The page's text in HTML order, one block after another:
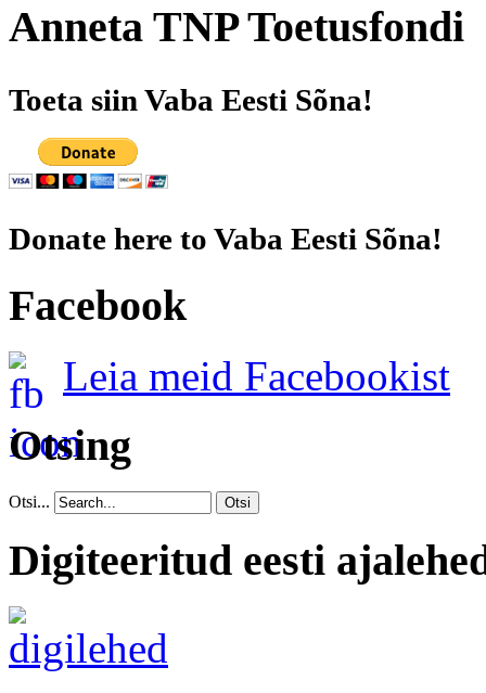
Anneta TNP Toetusfondi
Toeta siin Vaba Eesti Sõna!
Donate here to Vaba Eesti Sõna!
Facebook
Leia meid Facebookist
Otsing
Otsi... Otsi
Digiteeritud eesti